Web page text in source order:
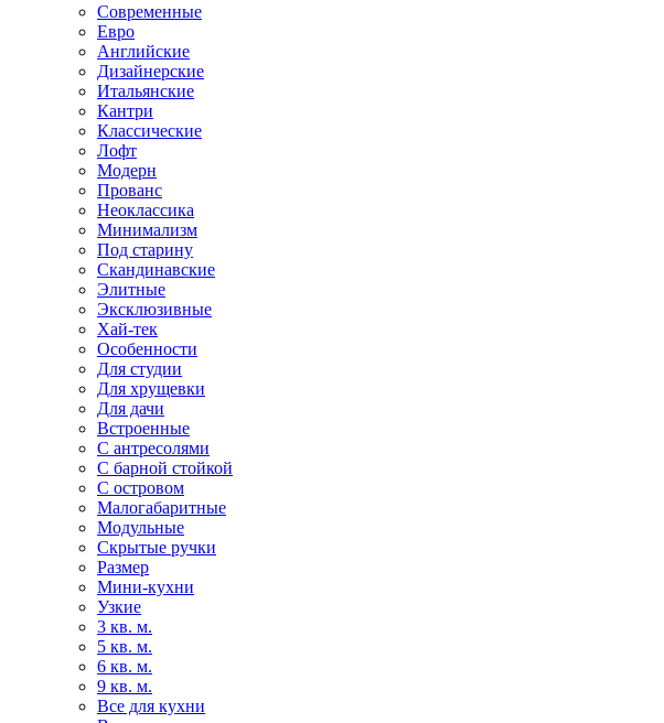
Современные
Евро
Английские
Дизайнерские
Итальянские
Кантри
Классические
Лофт
Модерн
Прованс
Неоклассика
Минимализм
Под старину
Скандинавские
Элитные
Эксклюзивные
Хай-тек
Особенности
Для студии
Для хрущевки
Для дачи
Встроенные
С антресолями
С барной стойкой
С островом
Малогабаритные
Модульные
Скрытые ручки
Размер
Мини-кухни
Узкие
3 кв. м.
5 кв. м.
6 кв. м.
9 кв. м.
Все для кухни